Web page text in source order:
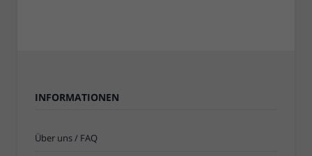
INFORMATIONEN
Über uns / FAQ